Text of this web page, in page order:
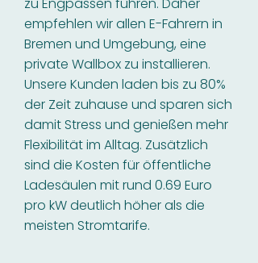
empfehlen wir allen E-Fahrern in
Bremen und Umgebung, eine
private Wallbox zu installieren.
Unsere Kunden laden bis zu 80%
der Zeit zuhause und sparen sich
damit Stress und genießen mehr
Flexibilität im Alltag. Zusätzlich
sind die Kosten für öffentliche
Ladesäulen mit rund 0.69 Euro
pro kW deutlich höher als die
meisten Stromtarife.